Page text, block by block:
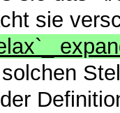
sie